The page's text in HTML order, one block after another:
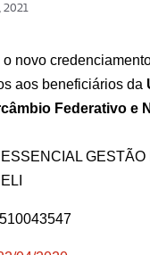
2021
o novo
aos beneficiários da
Federativo e
ESSENCIAL GESTÃO
510043547